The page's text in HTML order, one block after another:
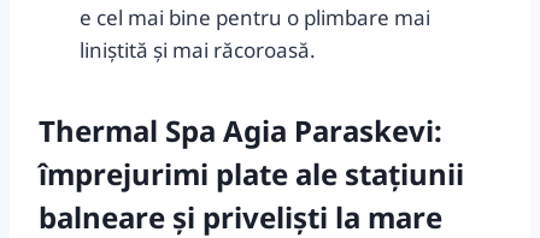
e cel mai bine pentru o plimbare mai
liniștită și mai răcoroasă.
Thermal Spa Agia Paraskevi:
împrejurimi plate ale stațiunii
balneare și priveliști la mare